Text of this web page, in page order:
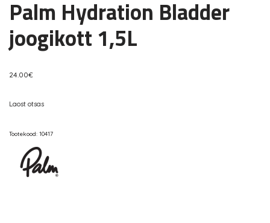
Palm Hydration Bladder
joogikott 1,5L
24.00€
Laost otsas
Tootekood: 10417